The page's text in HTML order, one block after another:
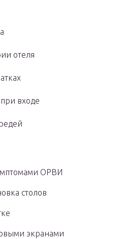
отеля
входе
ОРВИ
столов
экранами